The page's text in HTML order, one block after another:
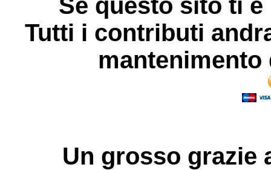
Tutti i contributi
Un grosso grazie